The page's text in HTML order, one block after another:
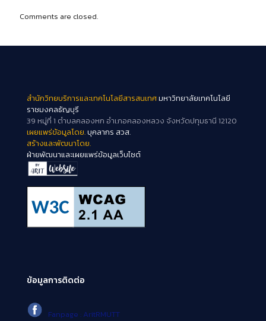
Comments are closed.
สำนักวิทยบริการและเทคโนโลยีสารสนเทศมหาวิทยาลัยเทคโนโลยี
ราชมงคลธัญบุรี
39 หมู่ที่ 1 ตำบลคลองหก อำเภอคลองหลวง จังหวัดปทุมธานี 12120
เผยแพร่ข้อมูลโดย.บุคลากร สวส.
สร้างและพัฒนาโดย.
ฝ่ายพัฒนาและเผยแพร่ข้อมูลเว็บไซต์
ข้อมูลการติดต่อ
Fanpage : AritRMUTT